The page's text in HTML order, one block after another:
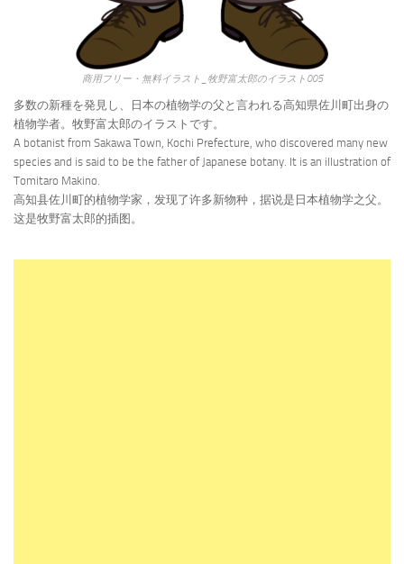
商用フリー・無料イラスト_牧野富太郎のイラスト005
多数の新種を発見し、日本の植物学の父と言われる高知県佐川町出身の
植物学者。牧野富太郎のイラストです。
A botanist from Sakawa Town, Kochi Prefecture, who discovered many new
species and is said to be the father of Japanese botany. It is an illustration of
Tomitaro Makino.
高知县佐川町的植物学家，发现了许多新物种，据说是日本植物学之父。
这是牧野富太郎的插图。